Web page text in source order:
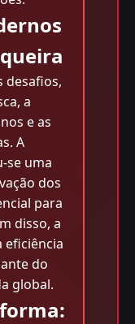
desafios,
a
e as
A
se uma
dos
para
disso, a
eficiência
do
global.